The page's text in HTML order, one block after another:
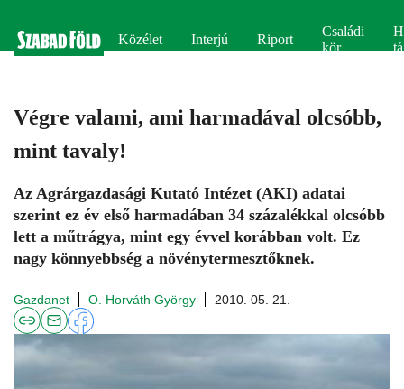
Közélet Interjú Riport
Családi
kör
Végre valami, ami harmadával olcsóbb,
mint tavaly!
Az Agrárgazdasági Kutató Intézet (AKI) adatai
szerint ez év első harmadában 34 százalékkal olcsóbb
lett a műtrágya, mint egy évvel korábban volt. Ez
nagy könnyebbség a növénytermesztőknek.
Gazdanet O. Horváth György 2010. 05. 21.